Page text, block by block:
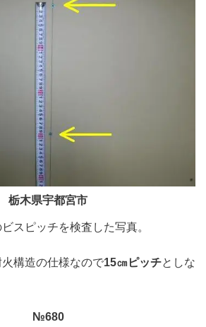
栃木県宇都宮市
スピッチを検査した写真。
構造の仕様なので15㎝ピッチとしな
№680